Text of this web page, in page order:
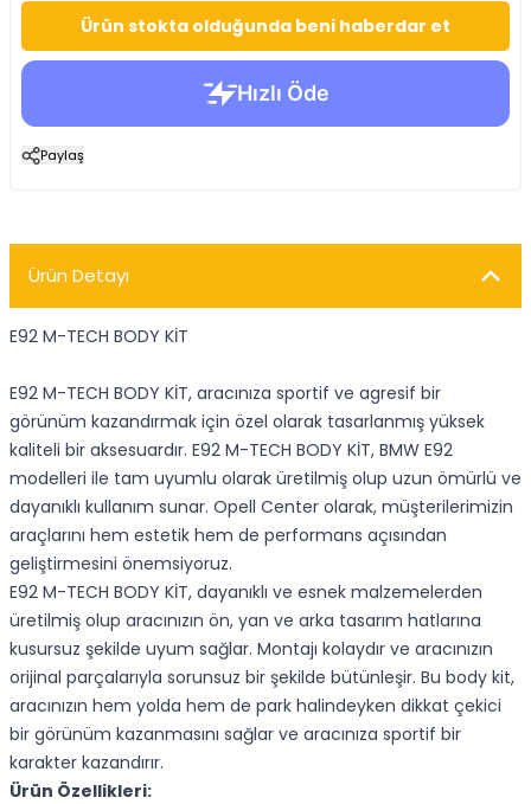
Ürün stokta olduğunda beni haberdar et
Paylaş
Ürün Detayı
E92 M-TECH BODY KİT
E92 M-TECH BODY KİT, aracınıza sportif ve agresif bir
görünüm kazandırmak için özel olarak tasarlanmış yüksek
kaliteli bir aksesuardır. E92 M-TECH BODY KİT, BMW E92
modelleri ile tam uyumlu olarak üretilmiş olup uzun ömürlü ve
dayanıklı kullanım sunar. Opell Center olarak, müşterilerimizin
araçlarını hem estetik hem de performans açısından
geliştirmesini önemsiyoruz.
E92 M-TECH BODY KİT, dayanıklı ve esnek malzemelerden
üretilmiş olup aracınızın ön, yan ve arka tasarım hatlarına
kusursuz şekilde uyum sağlar. Montajı kolaydır ve aracınızın
orijinal parçalarıyla sorunsuz bir şekilde bütünleşir. Bu body kit,
aracınızın hem yolda hem de park halindeyken dikkat çekici
bir görünüm kazanmasını sağlar ve aracınıza sportif bir
karakter kazandırır.
Ürün Özellikleri: